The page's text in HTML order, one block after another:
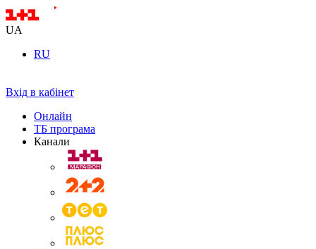
UA
RU
Вхід в кабінет
Онлайн
ТБ програма
Канали